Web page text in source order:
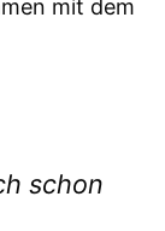
mit dem
schon